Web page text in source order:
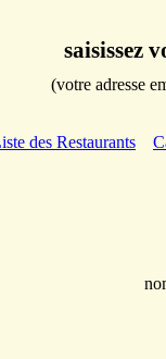
saisissez
(votre adresse
des Restaurants